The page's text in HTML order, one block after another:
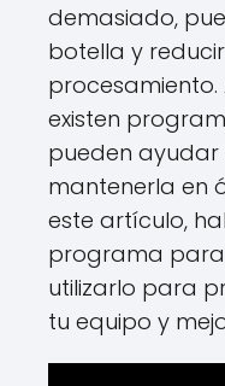
demasiado,
botella y
existen
pueden ayudar
mantenerla en
este artículo,
programa para
utilizarlo para
tu equipo y